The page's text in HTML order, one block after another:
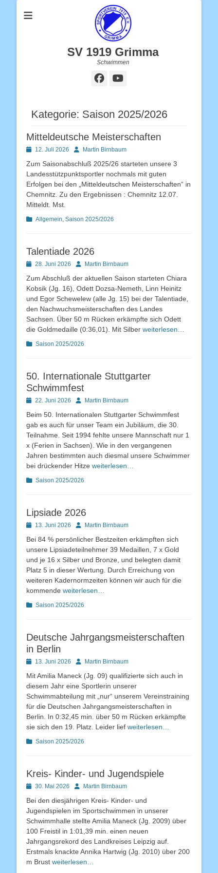
SV 1919 Grimma
Schwimmen
Facebook
Kategorie: Saison 2025/2026
Mitteldeutsche Meisterschaften
Posted12. Juli 2026 AutorMartin Birnbaum
Zum Saisonabschluß 2025/26 starteten unsere 3
Landesstützpunktsportler nochmals mit guten
Erfolgen bei den „Mitteldeutschen Meisterschaften“ in
Chemnitz. Zu den Ergebnissen : Chemnitz 12.07.
Mitteldt. Mst.
Kategorien
Allgemein, Saison 2025/2026
Talentiade 2026
Posted28. Juni 2026 AutorMartin Birnbaum
Zum Abschluß der aktuellen Saison starteten Chiara
Kobsik (Jg. 16), Odett Dozsa-Nemeth, Linn Heinitz
und Egor Schewelew (alle Jg. 15) bei der Talentiade,
den Nachwuchsmeisterschaften des Landes
Sachsen. Über 50 m Rücken erkämpfte sich Odett
die Goldmedaille (0:36,01). Mit Silber weiterlesen…
Kategorien
Saison 2025/2026
50. Internationale Stuttgarter
Schwimmfest
Posted22. Juni 2026 AutorMartin Birnbaum
Beim 50. Internationalen Stuttgarter Schwimmfest
gab es auch für unser Team ein Jubiläum, die 30.
Teilnahme. Seit 1994 fehlte unsere Mannschaft nur 1
x (Ferien in Sachsen). Wie in den vergangenen
Jahren bestimmten auch diesmal unsere Schwimmer
bei drückender Hitze weiterlesen…
Kategorien
Saison 2025/2026
Lipsiade 2026
Posted13. Juni 2026 AutorMartin Birnbaum
Bei 84 % persönlicher Bestzeiten erkämpften sich
unsere Lipsiadeteilnehmer 39 Medaillen, 7 x Gold
und je 16 x Silber und Bronze, und belegten damit
Platz 5 in dieser Wertung. Durch Erreichung von
weiteren Kadernormzeiten können wir auch für die
kommende weiterlesen…
Kategorien
Saison 2025/2026
Deutsche Jahrgangsmeisterschaften
in Berlin
Posted13. Juni 2026 AutorMartin Birnbaum
Mit Amilia Maneck (Jg. 09) qualifizierte sich auch in
diesem Jahr eine Sportlerin unserer
Schwimmabteilung mit „nur“ unserem Vereinstraining
für die Deutschen Jahrgangsmeisterschaften in
Berlin. In 0:32,45 min. über 50 m Rücken erkämpfte
sie sich den 19. Platz. Leider lief weiterlesen…
Kategorien
Saison 2025/2026
Kreis- Kinder- und Jugendspiele
Posted30. Mai 2026 AutorMartin Birnbaum
Bei den diesjährigen Kreis- Kinder- und
Jugendspielen im Sportschwimmen in unserer
Schwimmhalle stellte Amilia Maneck (Jg. 2009) über
100 Freistil in 1:01,39 min. einen neuen
Jahrgangsrekord des Landkreises Leipzig auf.
Erstmals knackte Annika Hartwig (Jg. 2010) über 200
m Brust weiterlesen…